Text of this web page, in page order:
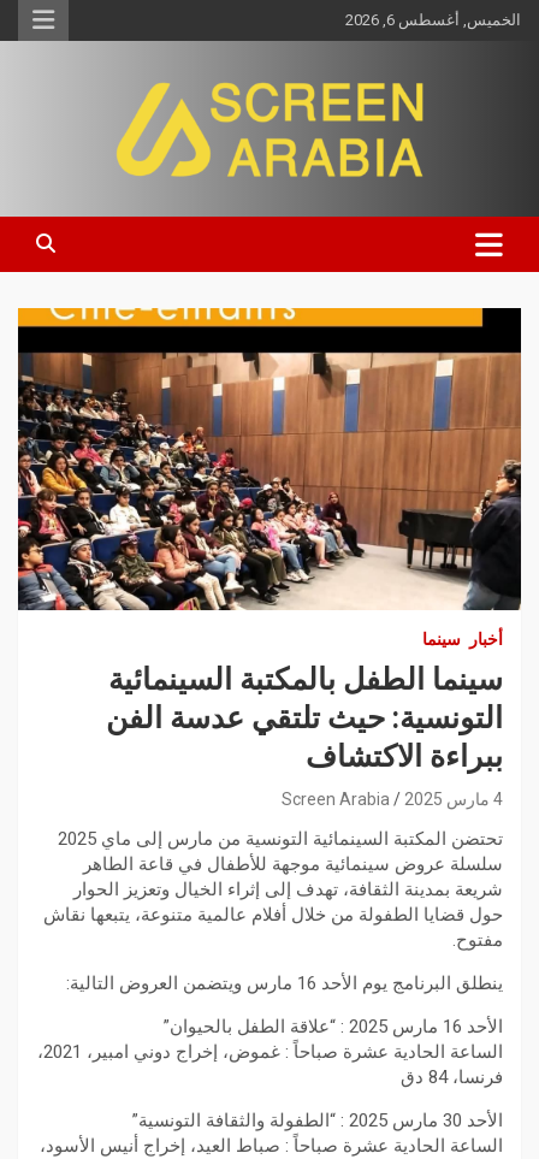
الخميس, أغسطس 6, 2026
Screen Arabia
أخبار سينما
سينما الطفل بالمكتبة السينمائية
التونسية: حيث تلتقي عدسة الفن
ببراءة الاكتشاف
4 مارس 2025 Screen Arabia
تحتضن المكتبة السينمائية التونسية من مارس إلى ماي 2025
سلسلة عروض سينمائية موجهة للأطفال في قاعة الطاهر
شريعة بمدينة الثقافة، تهدف إلى إثراء الخيال وتعزيز الحوار
حول قضايا الطفولة من خلال أفلام عالمية متنوعة، يتبعها نقاش
مفتوح.
ينطلق البرنامج يوم الأحد 16 مارس ويتضمن العروض التالية:
الأحد 16 مارس 2025 : “علاقة الطفل بالحيوان”
الساعة الحادية عشرة صباحاً : غموض، إخراج دوني امبير، 2021،
فرنسا، 84 دق
الأحد 30 مارس 2025 : “الطفولة والثقافة التونسية”
الساعة الحادية عشرة صباحاً : صباط العيد، إخراج أنيس الأسود،